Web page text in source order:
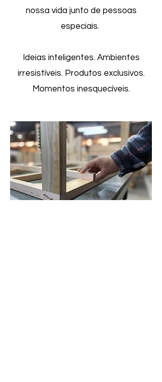
nossa vida junto de pessoas
especiais.
Ideias inteligentes. Ambientes
irresistíveis. Produtos exclusivos.
Momentos inesquecíveis.